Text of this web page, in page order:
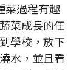
過程有趣
菜成長的任
學校，放下
水，並且看